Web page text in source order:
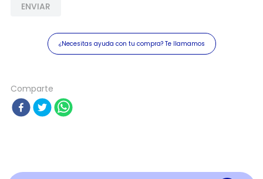
ENVIAR
¿Necesitas ayuda con tu compra? Te llamamos
Comparte